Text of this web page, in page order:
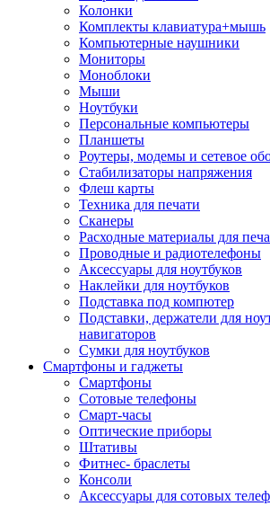
Колонки
Комплекты клавиатура+мышь
Компьютерные наушники
Мониторы
Моноблоки
Мыши
Ноутбуки
Персональные компьютеры
Планшеты
Роутеры, модемы и сетевое
Стабилизаторы напряжения
Флеш карты
Техника для печати
Сканеры
Расходные материалы для
Проводные и радиотелефоны
Аксессуары для ноутбуков
Наклейки для ноутбуков
Подставка под компютер
Подставки, держатели для
навигаторов
Сумки для ноутбуков
Смартфоны и гаджеты
Смартфоны
Сотовые телефоны
Смарт-часы
Оптические приборы
Штативы
Фитнес- браслеты
Консоли
Аксессуары для сотовых